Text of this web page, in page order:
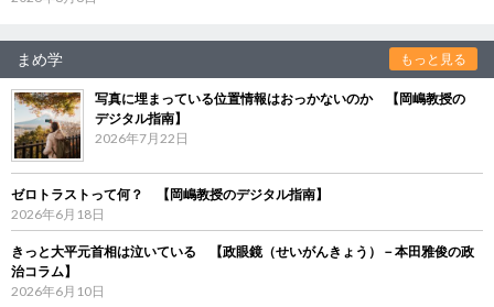
まめ学 もっと見る
写真に埋まっている位置情報はおっかないのか 【岡嶋教授の
デジタル指南】
2026年7月22日
ゼロトラストって何？ 【岡嶋教授のデジタル指南】
2026年6月18日
きっと大平元首相は泣いている 【政眼鏡（せいがんきょう）－本田雅俊の政
治コラム】
2026年6月10日